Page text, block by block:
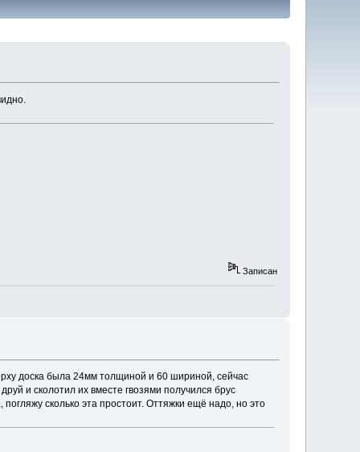
Записан
доска была 24мм толщиной и 60 шириной, сейчас
и сколотил их вместе гвозями получился брус
сколько эта простоит. Оттяжки ещё надо, но это